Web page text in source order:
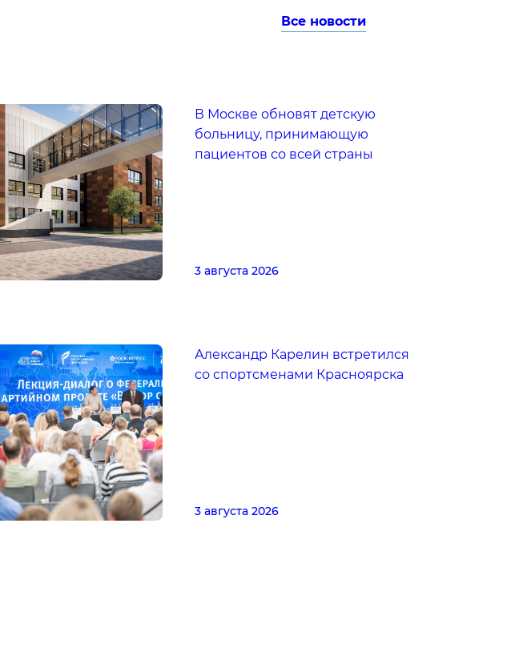
Все новости
В Москве обновят детскую
больницу, принимающую
пациентов со всей страны
3 августа 2026
Александр Карелин встретился
со спортсменами Красноярска
3 августа 2026